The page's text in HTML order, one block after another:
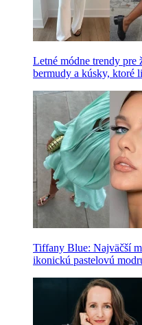
Letné módne trendy pre
bermudy a kúsky, ktoré
Tiffany Blue: Najväčší
ikonickú pastelovú